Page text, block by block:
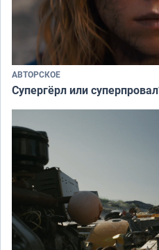
АВТОРСКОЕ
Супергёрл или